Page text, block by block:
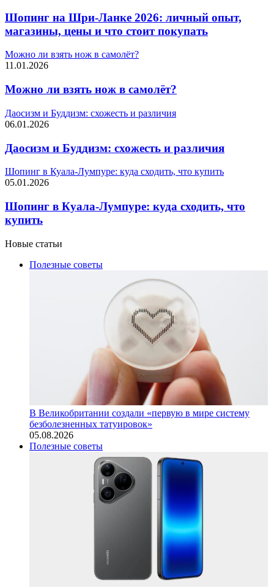
Шопинг на Шри-Ланке 2026: личный опыт,
магазины, цены и что стоит покупать
Можно ли взять нож в самолёт?
11.01.2026
Можно ли взять нож в самолёт?
Даосизм и Буддизм: схожесть и различия
06.01.2026
Даосизм и Буддизм: схожесть и различия
Шопинг в Куала-Лумпуре: куда сходить, что купить
05.01.2026
Шопинг в Куала-Лумпуре: куда сходить, что
купить
Новые статьи
Полезные советы
В Великобритании создали «первую в мире систему
безболезненных татуировок»
05.08.2026
Полезные советы